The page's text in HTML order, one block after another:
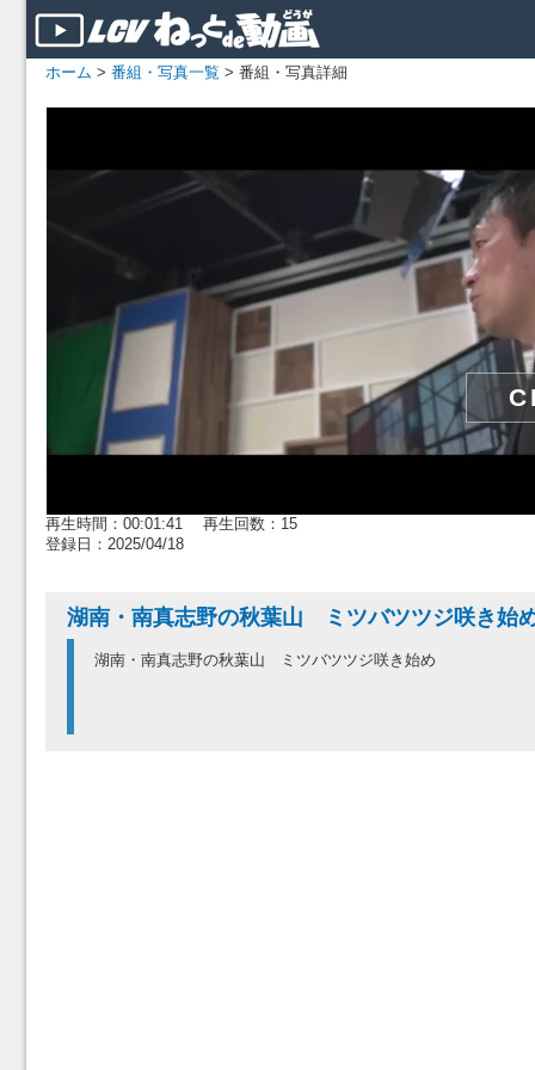
ホーム > 番組・写真一覧 > 番組・写真詳細
再生時間：00:01:41 再生回数：15
登録日：2025/04/18
湖南・南真志野の秋葉山 ミツバツツジ咲き
湖南・南真志野の秋葉山 ミツバツツジ咲き始め